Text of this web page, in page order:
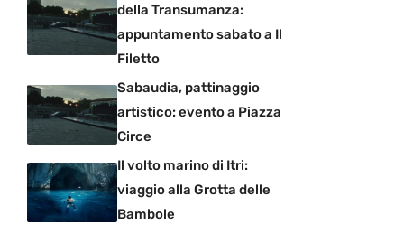
della Transumanza:
appuntamento sabato a Il
Filetto
Sabaudia, pattinaggio
artistico: evento a Piazza
Circe
Il volto marino di Itri:
viaggio alla Grotta delle
Bambole